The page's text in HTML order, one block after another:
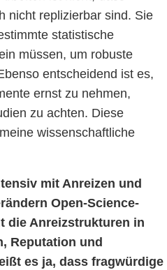
nicht replizierbar sind. Sie
statistische
müssen, um robuste
entscheidend ist es,
ernst zu nehmen,
zu achten. Diese
wissenschaftliche
mit Anreizen und
Open-Science-
die Anreizstrukturen in
Reputation und
es ja, dass fragwürdige